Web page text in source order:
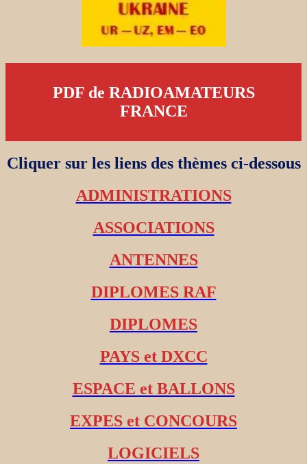
PDF de RADIOAMATEURS
FRANCE
Cliquer sur les liens des thèmes ci-dessous
ADMINISTRATIONS
ASSOCIATIONS
ANTENNES
DIPLOMES RAF
DIPLOMES
PAYS et DXCC
ESPACE et BALLONS
EXPES et CONCOURS
LOGICIELS